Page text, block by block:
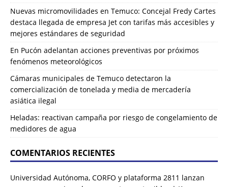
Nuevas micromovilidades en Temuco: Concejal Fredy Cartes
destaca llegada de empresa Jet con tarifas más accesibles y
mejores estándares de seguridad
En Pucón adelantan acciones preventivas por próximos
fenómenos meteorológicos
Cámaras municipales de Temuco detectaron la
comercialización de tonelada y media de mercadería
asiática ilegal
Heladas: reactivan campaña por riesgo de congelamiento de
medidores de agua
COMENTARIOS RECIENTES
Universidad Autónoma, CORFO y plataforma 2811 lanzan